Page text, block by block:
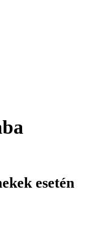
esetén